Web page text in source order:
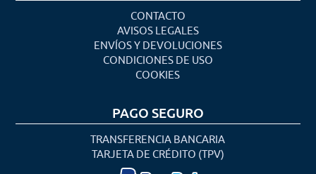
CONTACTO
AVISOS LEGALES
ENVÍOS Y DEVOLUCIONES
CONDICIONES DE USO
COOKIES
PAGO SEGURO
TRANSFERENCIA BANCARIA
TARJETA DE CRÉDITO (TPV)